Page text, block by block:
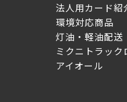
法人用カード紹
環境対応商品
灯油・軽油配送
ミクニトラック
アイオール